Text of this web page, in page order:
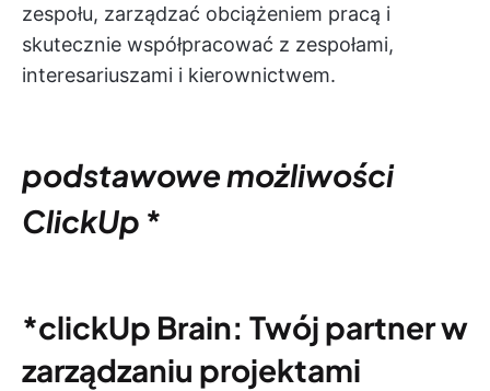
zespołu, zarządzać obciążeniem pracą i
skutecznie współpracować z zespołami,
interesariuszami i kierownictwem.
podstawowe możliwości
ClickUp *
*clickUp Brain: Twój partner w
zarządzaniu projektami